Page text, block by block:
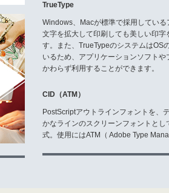
TrueType
Windows、Macが標準で採用している
文字を拡大して印刷しても美しい印字
す。また、TrueTypeのシステムはOS
いるため、アプリケーションソフトや
かわらず利用することができます。
CID（ATM）
PostScriptアウトラインフォントを、
かなラインのスクリーンフォントとし
式。使用にはATM（ Adobe Type